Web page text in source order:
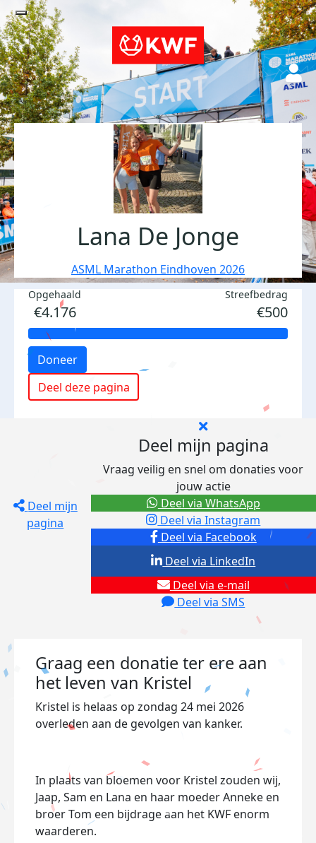
Lana De Jonge
ASML Marathon Eindhoven 2026
Opgehaald
€4.176
Streefbedrag
€500
Doneer
Deel deze pagina
Deel mijn
pagina
Deel mijn pagina
Vraag veilig en snel om donaties voor
jouw actie
Deel via Facebook
Deel via Instagram
Deel via e-mail
Deel via SMS
Deel via LinkedIn
Deel via WhatsApp
Graag een donatie ter ere aan
het leven van Kristel
Kristel is helaas op zondag 24 mei 2026
overleden aan de gevolgen van kanker.
In plaats van bloemen voor Kristel zouden wij,
Jaap, Sam en Lana en haar moeder Anneke en
broer Tom een bijdrage aan het KWF enorm
waarderen.